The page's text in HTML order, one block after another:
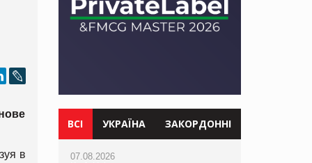
в
ВСІ УКРАЇНА ЗАКОРДОННІ
07.08.2026
07.08.2026
07.08.2026